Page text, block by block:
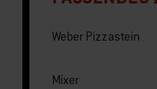
Weber Pizzastein
Mixer